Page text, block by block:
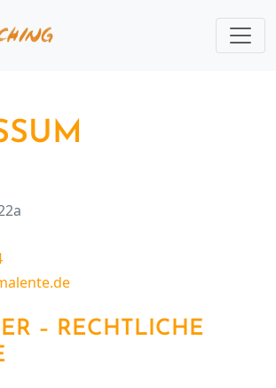
– RECHTLICHE